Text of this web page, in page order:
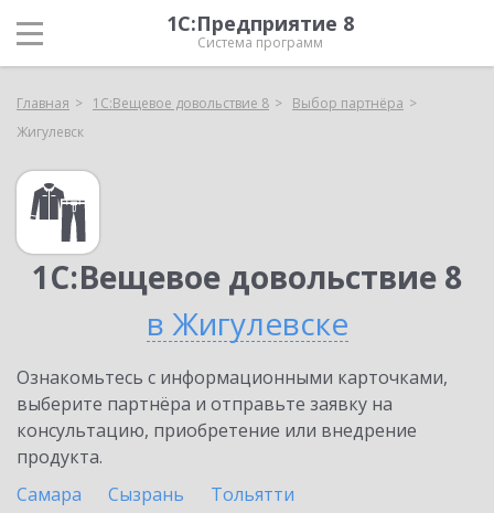
1С:Предприятие 8
Система программ
Главная 1С:Вещевое довольствие 8
Выбор партнёра
Жигулевск
1С:Вещевое довольствие 8
в Жигулевске
Ознакомьтесь с информационными карточками,
выберите партнёра и отправьте заявку на
консультацию, приобретение или внедрение
продукта.
Самара
Сызрань
Тольятти